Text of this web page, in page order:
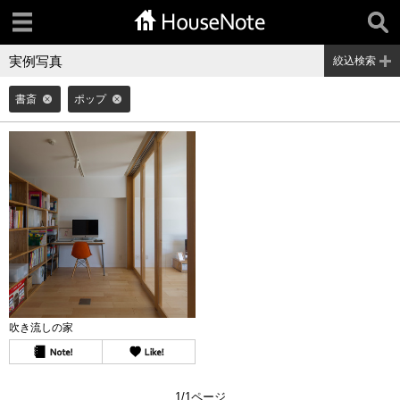
実例写真 絞込検索
書斎 ポップ
吹き流しの家
1/1ページ